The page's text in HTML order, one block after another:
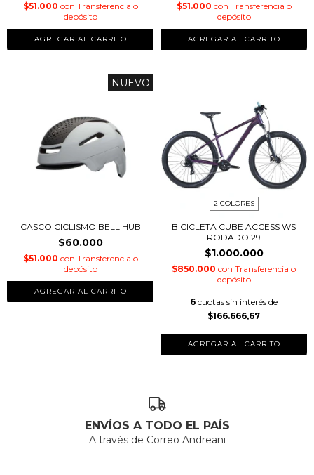
$51.000 con Transferencia o
depósito
AGREGAR AL CARRITO
$51.000 con Transferencia o
depósito
AGREGAR AL CARRITO
NUEVO
CASCO CICLISMO BELL HUB
$60.000
$51.000 con Transferencia o
depósito
AGREGAR AL CARRITO
2 COLORES
BICICLETA CUBE ACCESS WS
RODADO 29
$1.000.000
$850.000 con Transferencia o
depósito
6 cuotas sin interés de
$166.666,67
AGREGAR AL CARRITO
ENVÍOS A TODO EL PAÍS
A través de Correo Andreani